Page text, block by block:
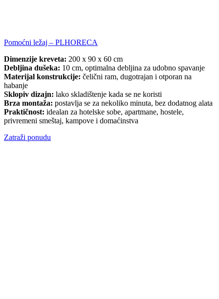
Pomoćni ležaj – PLHORECA
Dimenzije kreveta: 200 x 90 x 60 cm
Debljina dušeka: 10 cm, optimalna debljina za udobno spavanje
Materijal konstrukcije: čelični ram, dugotrajan i otporan na
habanje
Sklopiv dizajn: lako skladištenje kada se ne koristi
Brza montaža: postavlja se za nekoliko minuta, bez dodatnog alata
Praktičnost: idealan za hotelske sobe, apartmane, hostele,
privremeni smeštaj, kampove i domaćinstva
Zatraži ponudu